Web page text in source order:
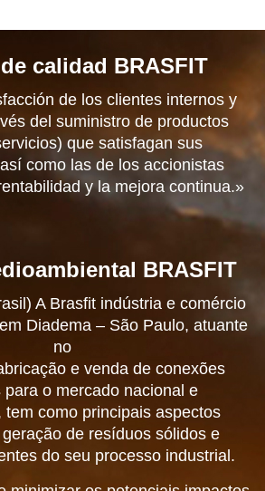
calidad BRASFIT
de los clientes internos y
del suministro de productos
que satisfagan sus
como las de los accionistas
y la mejora continua.»
BRASFIT
A Brasfit indústria e comércio
Diadema – São Paulo, atuante
no
e venda de conexões
para o mercado nacional e
tem como principais aspectos
de resíduos sólidos e
do seu processo industrial.